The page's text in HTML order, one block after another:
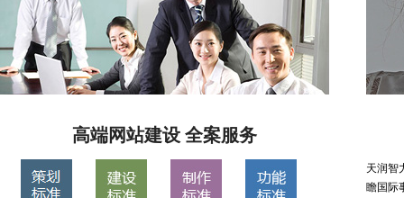
高端网站建设 全案服务
天润智
瞻国际